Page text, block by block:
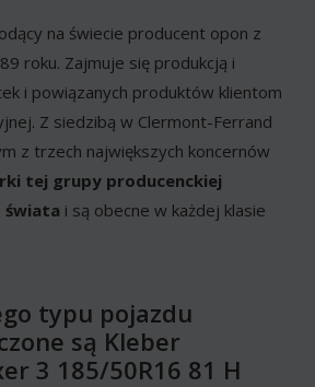
na świecie producent opon z
roku. Zajmuje się produkcją i
i powiązanych produktów klientom
Z siedzibą w Clermont-Ferrand
z trzech największych koncernów
tej grupy producenckiej
świata i są obecne w każdej klasie
typu pojazdu
są Kleber
3 185/50R16 81 H